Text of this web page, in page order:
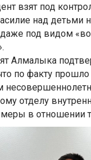
взят под
над детьми
под видом
Алмалыка
по факту прошло
отделу
в отношении